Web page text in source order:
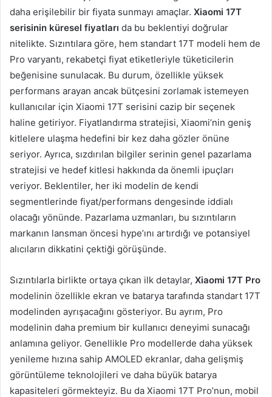
daha erişilebilir bir fiyata sunmayı amaçlar. Xiaomi 17T
serisinin küresel fiyatları da bu beklentiyi doğrular
nitelikte. Sızıntılara göre, hem standart 17T modeli hem de
Pro varyantı, rekabetçi fiyat etiketleriyle tüketicilerin
beğenisine sunulacak. Bu durum, özellikle yüksek
performans arayan ancak bütçesini zorlamak istemeyen
kullanıcılar için Xiaomi 17T serisini cazip bir seçenek
haline getiriyor. Fiyatlandırma stratejisi, Xiaomi’nin geniş
kitlelere ulaşma hedefini bir kez daha gözler önüne
seriyor. Ayrıca, sızdırılan bilgiler serinin genel pazarlama
stratejisi ve hedef kitlesi hakkında da önemli ipuçları
veriyor. Beklentiler, her iki modelin de kendi
segmentlerinde fiyat/performans dengesinde iddialı
olacağı yönünde. Pazarlama uzmanları, bu sızıntıların
markanın lansman öncesi hype’ını artırdığı ve potansiyel
alıcıların dikkatini çektiği görüşünde.
Sızıntılarla birlikte ortaya çıkan ilk detaylar, Xiaomi 17T Pro
modelinin özellikle ekran ve batarya tarafında standart 17T
modelinden ayrışacağını gösteriyor. Bu ayrım, Pro
modelinin daha premium bir kullanıcı deneyimi sunacağı
anlamına geliyor. Genellikle Pro modellerde daha yüksek
yenileme hızına sahip AMOLED ekranlar, daha gelişmiş
görüntüleme teknolojileri ve daha büyük batarya
kapasiteleri görmekteyiz. Bu da Xiaomi 17T Pro’nun, mobil